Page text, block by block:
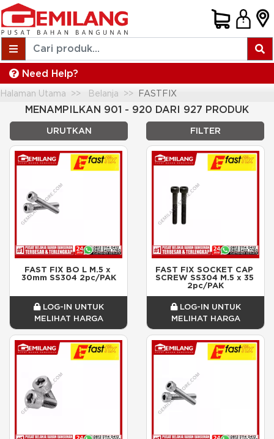
Need Help?
Halaman Utama Belanja FASTFIX
MENAMPILKAN 901 - 920 DARI 927 PRODUK
URUTKAN FILTER
FAST FIX BO L M.5 x
30mm SS304 2pc/PAK
LOG-IN UNTUK
MELIHAT HARGA
FAST FIX SOCKET CAP
SCREW SS304 M.5 x 35
2pc/PAK
LOG-IN UNTUK
MELIHAT HARGA